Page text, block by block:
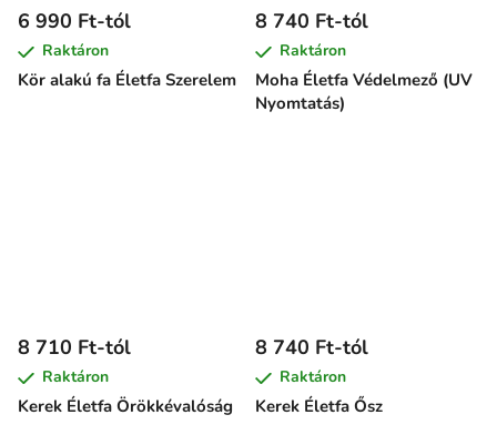
Kör alakú fa Életfa Szerelem
6 990 Ft-tól
Raktáron
Moha Életfa Védelmező (UV
Nyomtatás)
8 740 Ft-tól
Raktáron
Kerek Életfa Örökkévalóság
8 710 Ft-tól
Raktáron
Kerek Életfa Ősz
8 740 Ft-tól
Raktáron